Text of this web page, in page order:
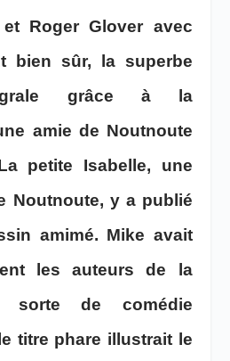
Roger Glover avec
bien sûr, la superbe
grâce à la
amie de Noutnoute
petite Isabelle, une
Noutnoute, y a publié
amimé. Mike avait
les auteurs de la
sorte de comédie
titre phare illustrait le